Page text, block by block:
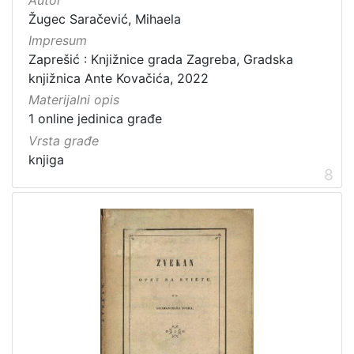
Žugec Saračević, Mihaela
Impresum
Zaprešić : Knjižnice grada Zagreba, Gradska
knjižnica Ante Kovačića, 2022
Materijalni opis
1 online jedinica građe
Vrsta građe
knjiga
8